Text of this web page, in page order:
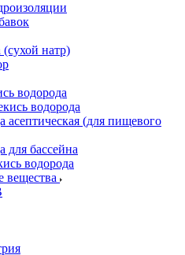
(сухой натр)
водорода
водорода
асептическая (для пищевого
для бассейна
водорода
вещества